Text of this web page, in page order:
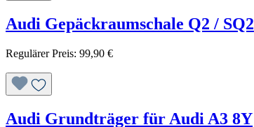
Audi Gepäckraumschale Q2 / SQ2
Regulärer Preis: 99,90 €
Audi Grundträger für Audi A3 8Y